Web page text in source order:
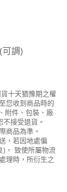
調)
十天猶豫期之權
您收到商品時的
附件、包裝、廠
接受退貨。
商品為準。
，若因地處偏
)， 致使所屬物流
理時，所衍生之